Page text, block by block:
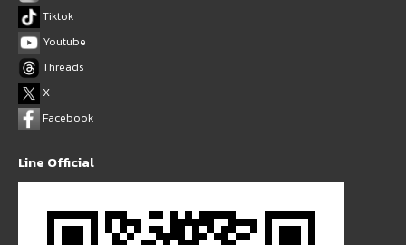
Tiktok
Youtube
Threads
X
Facebook
Line Official